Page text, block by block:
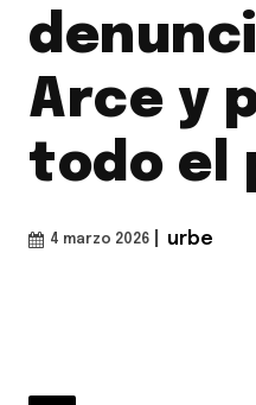
Arce y
todo el
4 marzo 2026 urbe